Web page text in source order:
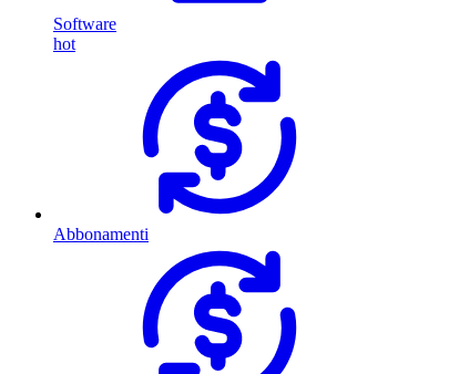
Software
hot
Abbonamenti